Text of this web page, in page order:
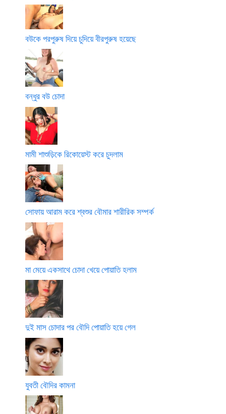
বউকে পরপুরুষ দিয়ে চুদিয়ে বীরপুরুষ হয়েছে
বন্ধুর বউ চোদা
মামী শাশুড়িকে রিকোয়েস্ট করে চুদলাম
সোফায় আরাম করে শ্বশুর বৌমার শারীরিক সম্পর্ক
মা মেয়ে একসাথে চোদা খেয়ে পোয়াতি হলাম
দুই মাস চোদার পর বৌদি পোয়াতি হয়ে গেল
যুবতী বৌদির কামনা